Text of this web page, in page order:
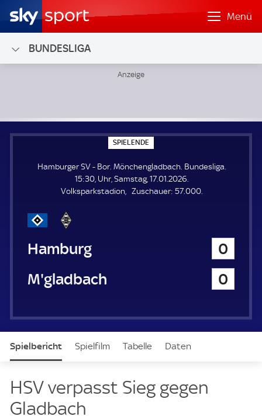
Menü
BUNDESLIGA
SPIELENDE
P
E
L
E
N
Hamburger SV - Bor. Mönchengladbach. Bundesliga.
15:30, Uhr, Samstag, 17.01.2026.
Volksparkstadion
Zuschauer: Z
57.000.
Hamburger SV
0
Bor. Mönchengladbach
0
Spielbericht Spielfilm Tabelle Daten
HSV verpasst Sieg gegen
Gladbach